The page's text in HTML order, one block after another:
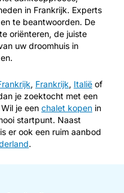
in Frankrijk. Experts
te beantwoorden. De
oriënteren, de juiste
uw droomhuis in
, Frankrijk, Italië of
je zoektocht met een
je een chalet kopen in
startpunt. Naast
er ook een ruim aanbod
.